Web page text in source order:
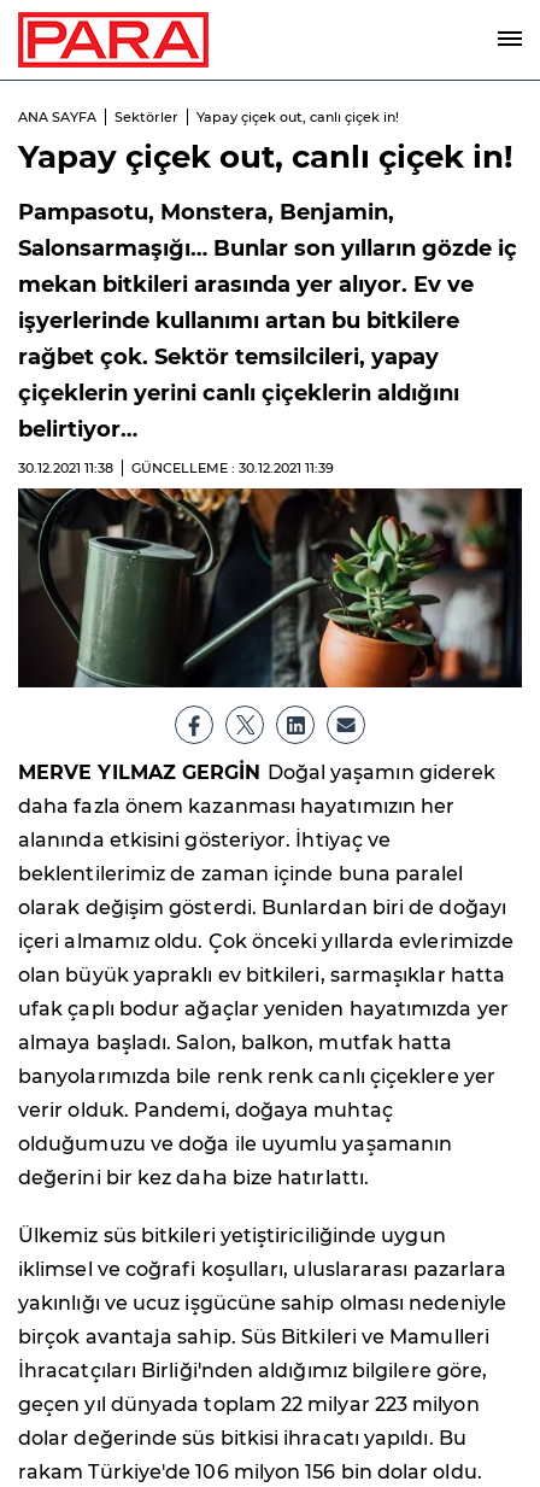
ANA SAYFA Sektörler Yapay çiçek out, canlı çiçek in!
Yapay çiçek out, canlı çiçek in!
Pampasotu, Monstera, Benjamin,
Salonsarmaşığı… Bunlar son yılların gözde iç
mekan bitkileri arasında yer alıyor. Ev ve
işyerlerinde kullanımı artan bu bitkilere
rağbet çok. Sektör temsilcileri, yapay
çiçeklerin yerini canlı çiçeklerin aldığını
belirtiyor…
30.12.2021 11:38 GÜNCELLEME : 30.12.2021 11:39
MERVE YILMAZ GERGİN Doğal yaşamın giderek
daha fazla önem kazanması hayatımızın her
alanında etkisini gösteriyor. İhtiyaç ve
beklentilerimiz de zaman içinde buna paralel
olarak değişim gösterdi. Bunlardan biri de doğayı
içeri almamız oldu. Çok önceki yıllarda evlerimizde
olan büyük yapraklı ev bitkileri, sarmaşıklar hatta
ufak çaplı bodur ağaçlar yeniden hayatımızda yer
almaya başladı. Salon, balkon, mutfak hatta
banyolarımızda bile renk renk canlı çiçeklere yer
verir olduk. Pandemi, doğaya muhtaç
olduğumuzu ve doğa ile uyumlu yaşamanın
değerini bir kez daha bize hatırlattı.
Ülkemiz süs bitkileri yetiştiriciliğinde uygun
iklimsel ve coğrafi koşulları, uluslararası pazarlara
yakınlığı ve ucuz işgücüne sahip olması nedeniyle
birçok avantaja sahip. Süs Bitkileri ve Mamulleri
İhracatçıları Birliği'nden aldığımız bilgilere göre,
geçen yıl dünyada toplam 22 milyar 223 milyon
dolar değerinde süs bitkisi ihracatı yapıldı. Bu
rakam Türkiye'de 106 milyon 156 bin dolar oldu.